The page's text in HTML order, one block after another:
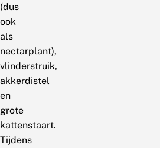
(dus
ook
als
nectarplant),
vlinderstruik,
akkerdistel
en
grote
kattenstaart.
Tijdens